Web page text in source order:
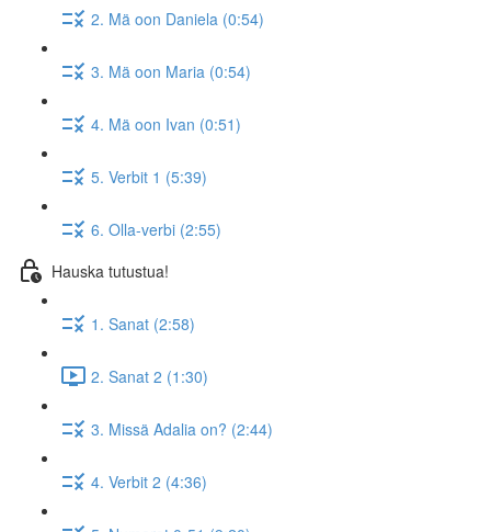
2. Mä oon Daniela (0:54)
3. Mä oon Maria (0:54)
4. Mä oon Ivan (0:51)
5. Verbit 1 (5:39)
6. Olla-verbi (2:55)
Hauska tutustua!
1. Sanat (2:58)
2. Sanat 2 (1:30)
3. Missä Adalia on? (2:44)
4. Verbit 2 (4:36)